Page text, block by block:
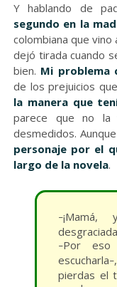
Y hablando de
segundo en la
colombiana que vino
dejó tirada cuando
bien. Mi problema
de los prejuicios
la manera que
parece que no la
desmedidos.
personaje por el
largo de la novela.
–
–Por eso
escucharla–
pierdas el